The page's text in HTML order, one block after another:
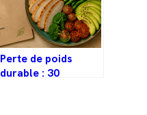
Perte de poids
durable : 30